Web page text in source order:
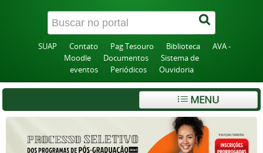
Canais
SUAP Contato Pag Tesouro Biblioteca
AVA -
Moodle
Documentos
Sistema de
eventos
Periódicos Ouvidoria
MENU